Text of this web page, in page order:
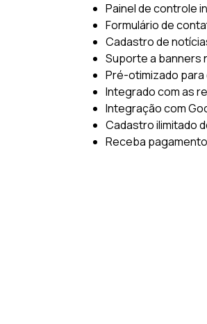
Painel de controle
Formulário de
Cadastro de
Suporte a banners
Pré-otimizado para
Integrado com as
Integração com
Cadastro ilimitado
Receba